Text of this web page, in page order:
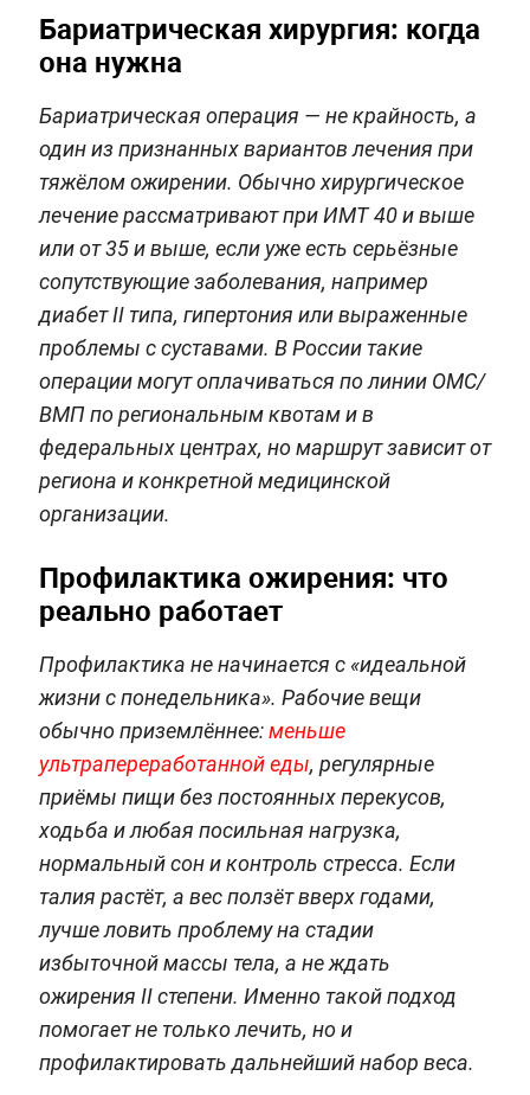
Бариатрическая хирургия: когда
она нужна
Бариатрическая операция — не крайность, а
один из признанных вариантов лечения при
тяжёлом ожирении. Обычно хирургическое
лечение рассматривают при ИМТ 40 и выше
или от 35 и выше, если уже есть серьёзные
сопутствующие заболевания, например
диабет II типа, гипертония или выраженные
проблемы с суставами. В России такие
операции могут оплачиваться по линии ОМС/
ВМП по региональным квотам и в
федеральных центрах, но маршрут зависит от
региона и конкретной медицинской
организации.
Профилактика ожирения: что
реально работает
Профилактика не начинается с «идеальной
жизни с понедельника». Рабочие вещи
обычно приземлённее:меньше
ультрапереработанной еды, регулярные
приёмы пищи без постоянных перекусов,
ходьба и любая посильная нагрузка,
нормальный сон и контроль стресса. Если
талия растёт, а вес ползёт вверх годами,
лучше ловить проблему на стадии
избыточной массы тела, а не ждать
ожирения II степени. Именно такой подход
помогает не только лечить, но и
профилактировать дальнейший набор веса.